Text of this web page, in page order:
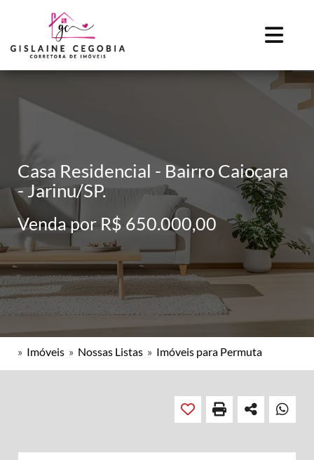
Casa Residencial - Bairro Caioçara
- Jarinu/SP.
Venda por R$ 650.000,00
» Imóveis » Nossas Listas » Imóveis para Permuta